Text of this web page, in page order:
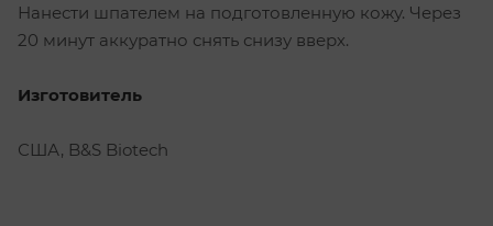
Нанести шпателем на подготовленную кожу. Через
20 минут аккуратно снять снизу вверх.
Изготовитель
США, B&S Biotech